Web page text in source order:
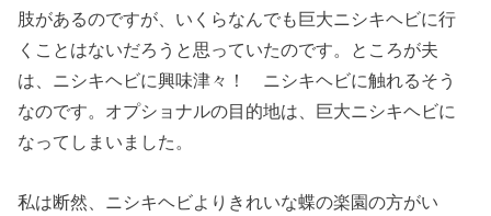
肢があるのですが、いくらなんでも巨大ニシキヘビに行
くことはないだろうと思っていたのです。ところが夫
は、ニシキヘビに興味津々！ ニシキヘビに触れるそう
なのです。オプショナルの目的地は、巨大ニシキヘビに
なってしまいました。
私は断然、ニシキヘビよりきれいな蝶の楽園の方がい